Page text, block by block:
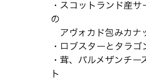
・スコットランド産
の
アヴォカド包みカナ
・ロブスターとタラゴ
・茸、パルメザンチー
ト